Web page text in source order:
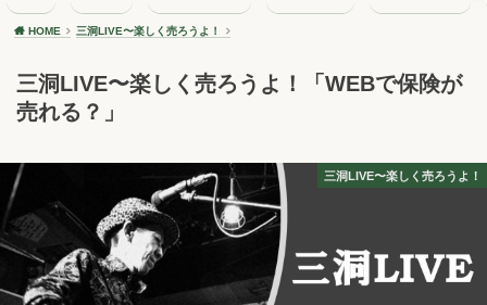
HOME 三洞LIVE〜楽しく売ろうよ！
三洞LIVE〜楽しく売ろうよ！「WEBで保険が
売れる？」
三洞LIVE〜楽しく売ろうよ！